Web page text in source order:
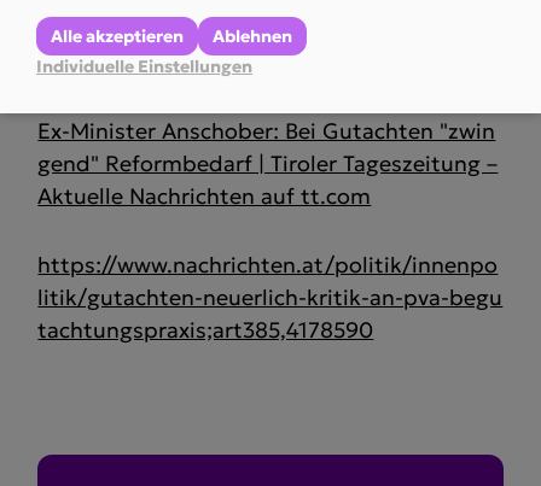
Nach AK-Studie: Weitere Kritik an Pflegegut
achten der PVA - news.ORF.at
Ex-Minister Anschober: Bei Gutachten "zwin
gend" Reformbedarf | Tiroler Tageszeitung –
Aktuelle Nachrichten auf tt.com
https://www.nachrichten.at/politik/innenpo
litik/gutachten-neuerlich-kritik-an-pva-begu
tachtungspraxis;art385,4178590
Individuelle Einstellungen
Ablehnen
Alle akzeptieren